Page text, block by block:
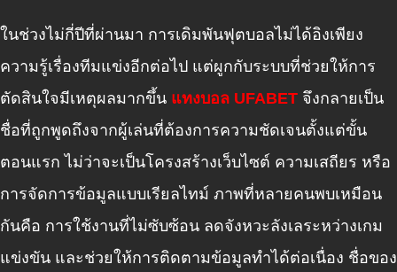
ในช่วงไม่กี่ปีที่ผ่านมา การเดิมพันฟุตบอลไม่ได้อิงเพียง
ความรู้เรื่องทีมแข่งอีกต่อไป แต่ผูกกับระบบที่ช่วยให้การ
ตัดสินใจมีเหตุผลมากขึ้น แทงบอล UFABET จึงกลายเป็น
ชื่อที่ถูกพูดถึงจากผู้เล่นที่ต้องการความชัดเจนตั้งแต่ขั้น
ตอนแรก ไม่ว่าจะเป็นโครงสร้างเว็บไซต์ ความเสถียร หรือ
การจัดการข้อมูลแบบเรียลไทม์ ภาพที่หลายคนพบเหมือน
กันคือ การใช้งานที่ไม่ซับซ้อน ลดจังหวะลังเลระหว่างเกม
แข่งขัน และช่วยให้การติดตามข้อมูลทำได้ต่อเนื่อง ชื่อของ